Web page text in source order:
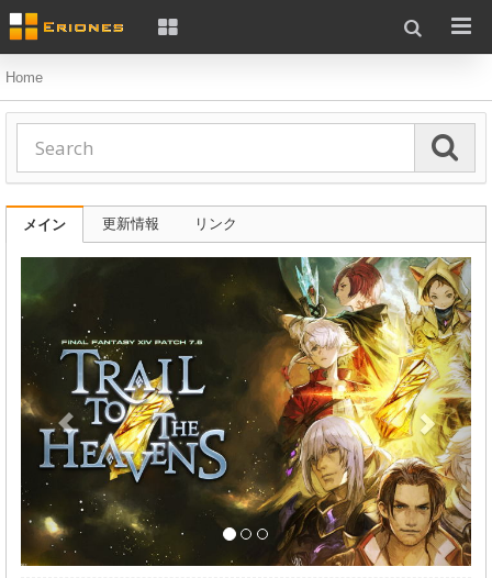
Home
メイン 更新情報 リンク